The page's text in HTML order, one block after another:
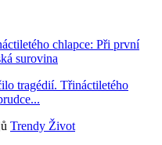
chlapce: Při první
surovina
tragédií. Třináctiletého
Trendy Život